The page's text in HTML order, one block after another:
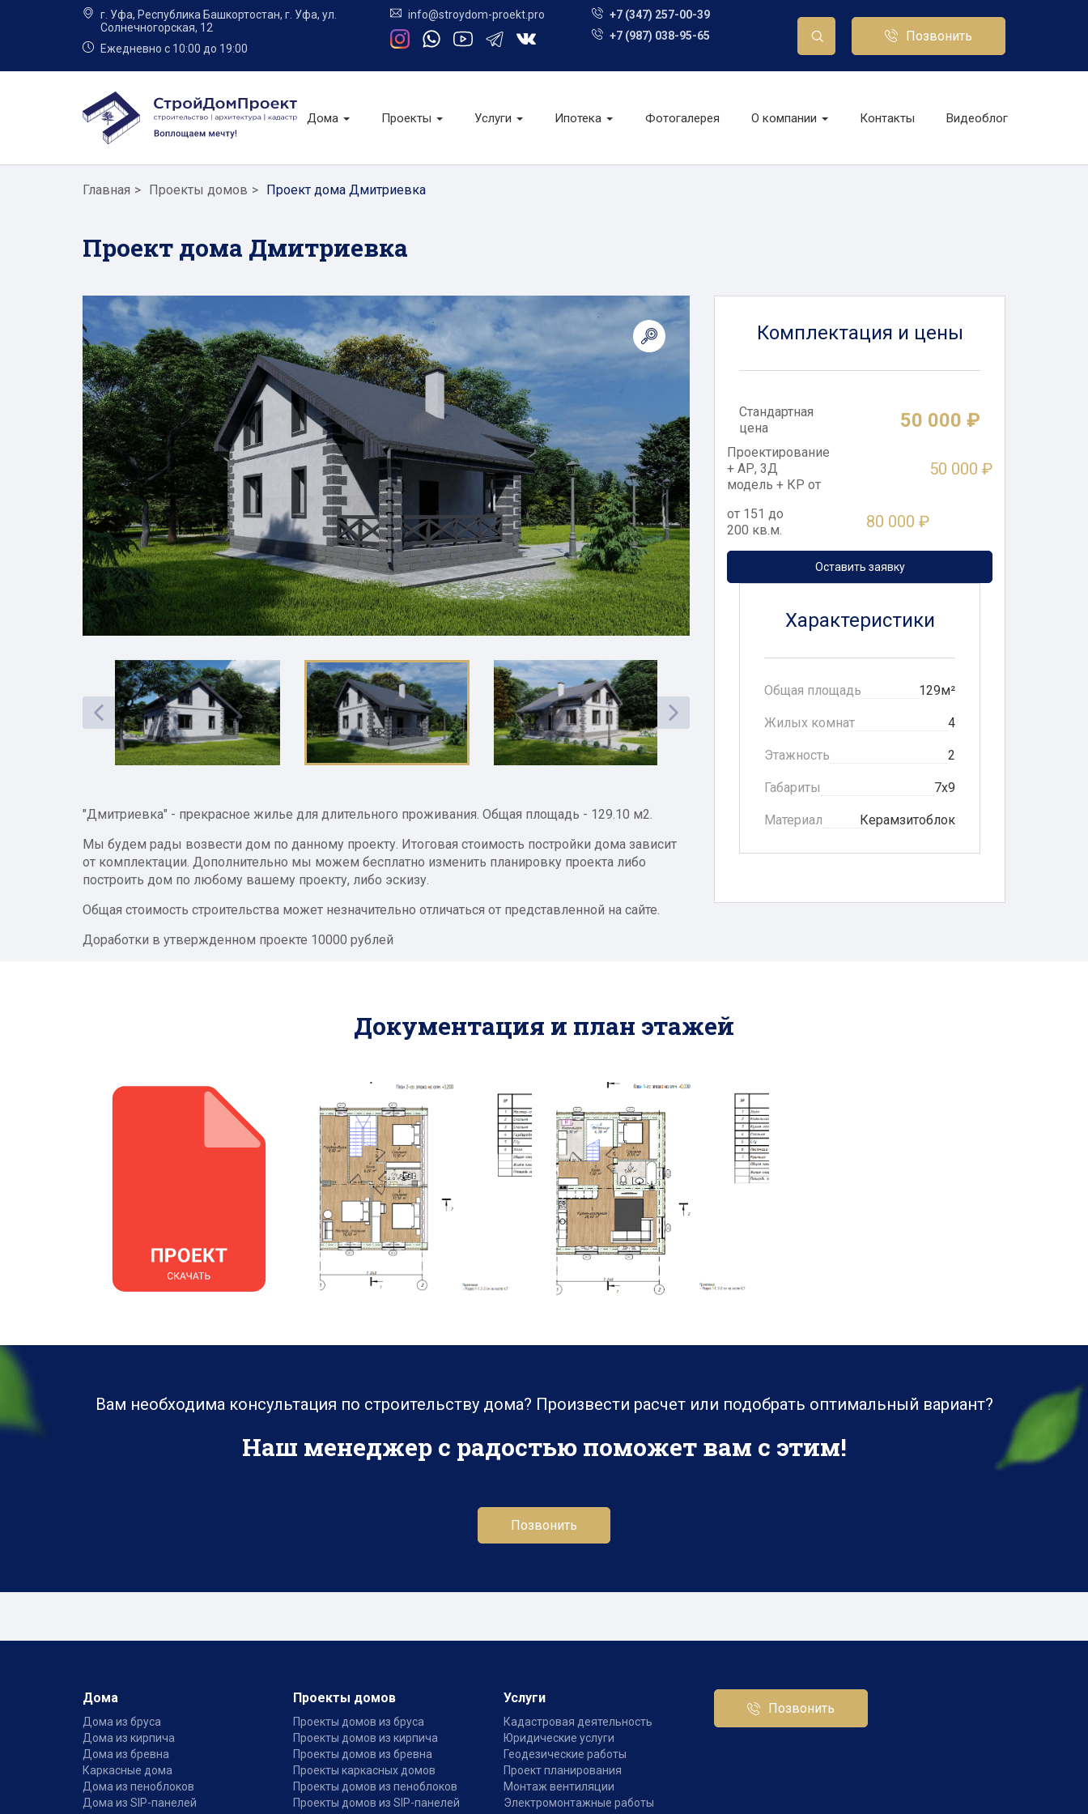
г. Уфа, Республика Башкортостан, г. Уфа, ул.
Солнечногорская, 12
Ежедневно с 10:00 до 19:00
info@stroydom-proekt.pro
+7 (347) 257-00-39
+7 (987) 038-95-65
Позвонить
Дома Проекты Услуги Ипотека Фотогалерея О компании Контакты Видеоблог
Главная Проекты домов Проект дома Дмитриевка
Проект дома Дмитриевка
"Дмитриевка" - прекрасное жилье для длительного проживания. Общая площадь - 129.10 м2.
Мы будем рады возвести дом по данному проекту. Итоговая стоимость постройки дома зависит
от комплектации. Дополнительно мы можем бесплатно изменить планировку проекта либо
построить дом по любому вашему проекту, либо эскизу.
Общая стоимость строительства может незначительно отличаться от представленной на сайте.
Доработки в утвержденном проекте 10000 рублей
Комплектация и цены
Стандартная
цена
50 000 ₽
Проектирование
+ АР, 3Д
модель + КР от
50 000 ₽
от 151 до
200 кв.м.
80 000 ₽
Оставить заявку
Характеристики
Общая площадь 129м²
Жилых комнат 4
Этажность 2
Габариты 7х9
Материал Керамзитоблок
Документация и план этажей
Вам необходима консультация по строительству дома? Произвести расчет или подобрать оптимальный вариант?
Наш менеджер с радостью поможет вам с этим!
Позвонить
Дома
Дома из бруса
Дома из кирпича
Дома из бревна
Каркасные дома
Дома из пеноблоков
Дома из SIP-панелей
Проекты домов
Проекты домов из бруса
Проекты домов из кирпича
Проекты домов из бревна
Проекты каркасных домов
Проекты домов из пеноблоков
Проекты домов из SIP-панелей
Услуги
Кадастровая деятельность
Юридические услуги
Геодезические работы
Проект планирования
Монтаж вентиляции
Электромонтажные работы
Позвонить